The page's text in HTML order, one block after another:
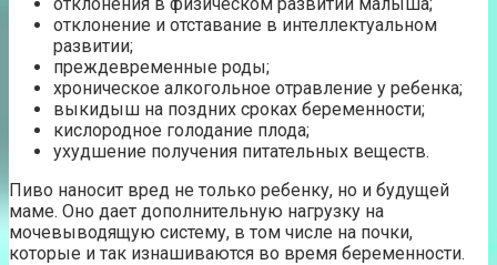
отклонение и отставание в интеллектуальном
развитии;
преждевременные роды;
хроническое алкогольное отравление у ребенка;
выкидыш на поздних сроках беременности;
кислородное голодание плода;
ухудшение получения питательных веществ.
Пиво наносит вред не только ребенку, но и будущей
маме. Оно дает дополнительную нагрузку на
мочевыводящую систему, в том числе на почки,
которые и так изнашиваются во время беременности.